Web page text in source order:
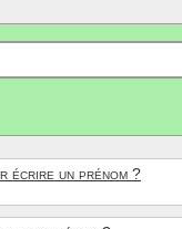
écrire un prénom ?